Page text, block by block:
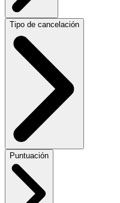
Tipo de cancelación
Puntuación